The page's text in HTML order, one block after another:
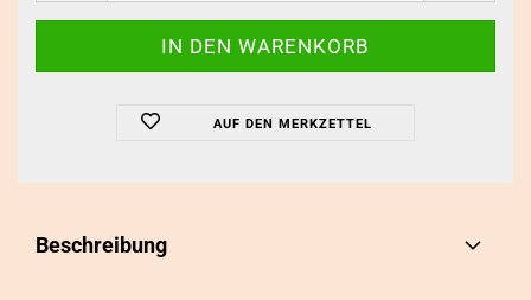
AUF DEN MERKZETTEL
Beschreibung